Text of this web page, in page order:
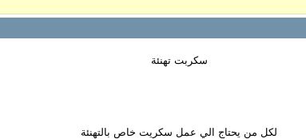
سكربت تهنئة
لكل من يحتاج الي عمل سكريت خاص بالتهنئة